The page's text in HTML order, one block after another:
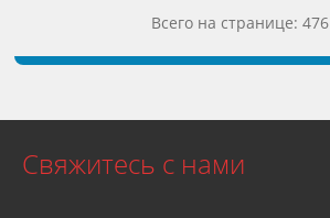
Всего на странице: 476
Свяжитесь с нами